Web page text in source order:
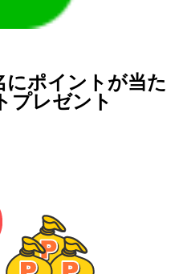
にポイントが当た
プレゼント